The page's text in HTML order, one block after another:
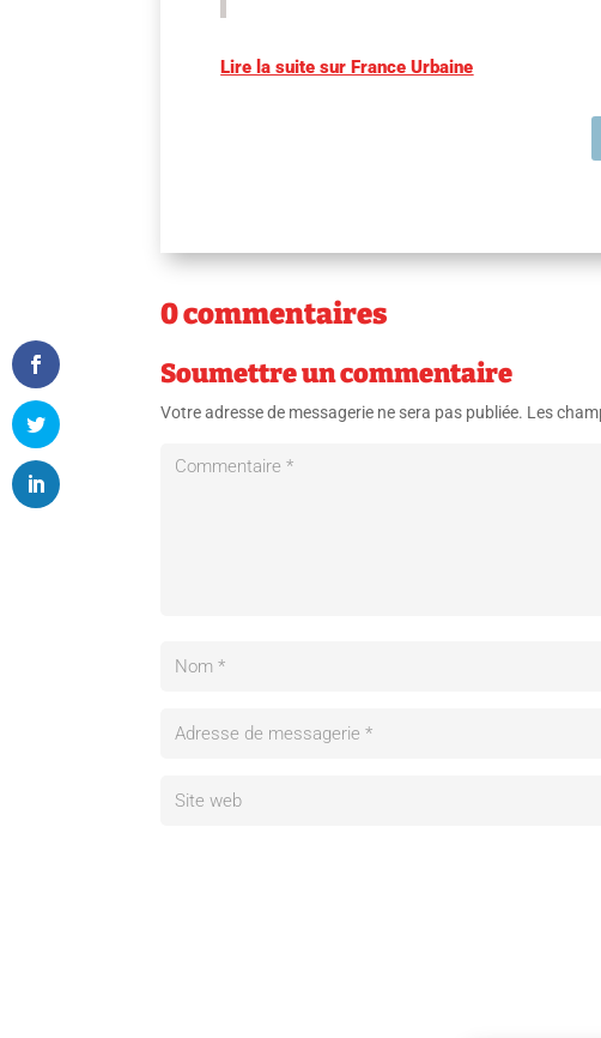
Lire la suite sur France Urbaine
0 commentaires
Soumettre un commentaire
Votre adresse de messagerie ne sera pas publiée. Les